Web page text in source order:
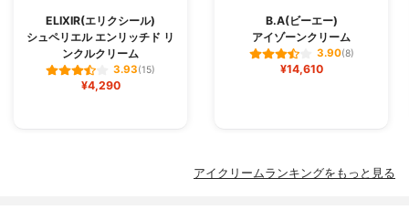
ELIXIR(エリクシール)
シュペリエル エンリッチド リ
ンクルクリーム
3.93(15)
¥4,290
B.A(ビーエー)
アイゾーンクリーム
3.90(8)
¥14,610
アイクリームランキングをもっと見る